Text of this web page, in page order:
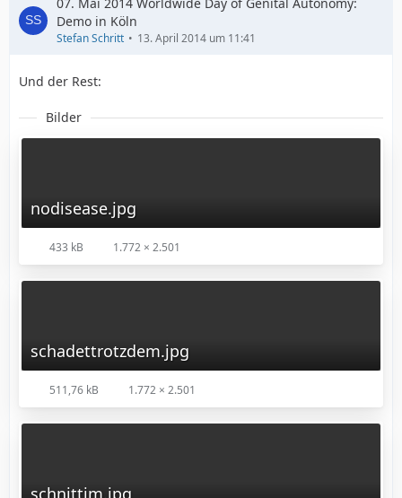
Demo in Köln
Stefan Schritt 13. April 2014 um 11:41
Und der Rest:
Bilder
nodisease.jpg
433 kB 1.772 × 2.501
schadettrotzdem.jpg
511,76 kB 1.772 × 2.501
schnittim.jpg